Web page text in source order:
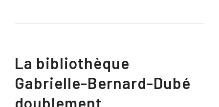
La bibliothèque
Gabrielle-Bernard-Dubé
doublement